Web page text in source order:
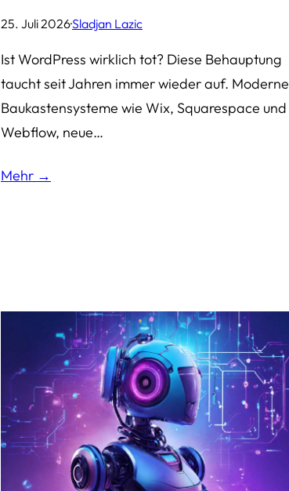
25. Juli 2026·Sladjan Lazic
Ist WordPress wirklich tot? Diese Behauptung
taucht seit Jahren immer wieder auf. Moderne
Baukastensysteme wie Wix, Squarespace und
Webflow, neue…
Mehr →